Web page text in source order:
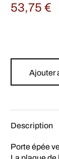
53,75€
Ajouter
Description
Porte épée